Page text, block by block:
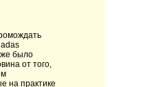
было
от того,
на практике